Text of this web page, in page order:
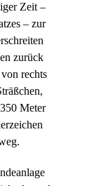
Zeit –
– zur
zurück
rechts
Meter